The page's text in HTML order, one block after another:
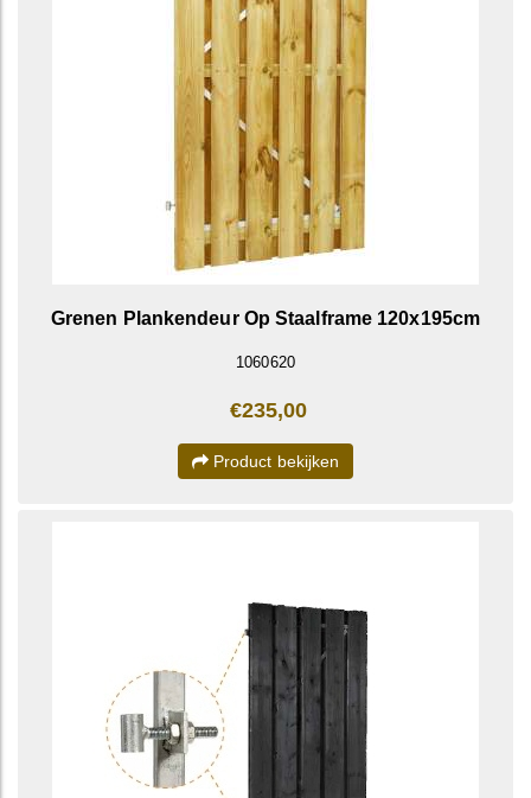
Grenen Plankendeur Op Staalframe 120x195cm
1060620
€235,00
Product bekijken